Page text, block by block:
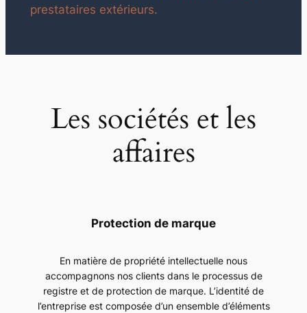
prestataires extérieurs.
Les sociétés et les
affaires
Protection de marque
En matière de propriété intellectuelle nous
accompagnons nos clients dans le processus de
registre et de protection de marque. L’identité de
l’entreprise est composée d’un ensemble d’éléments